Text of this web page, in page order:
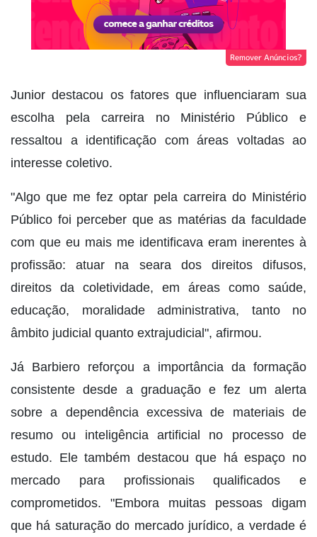
Remover Anúncios?
Junior destacou os fatores que influenciaram sua
escolha pela carreira no Ministério Público e
ressaltou a identificação com áreas voltadas ao
interesse coletivo.
"Algo que me fez optar pela carreira do Ministério
Público foi perceber que as matérias da faculdade
com que eu mais me identificava eram inerentes à
profissão: atuar na seara dos direitos difusos,
direitos da coletividade, em áreas como saúde,
educação, moralidade administrativa, tanto no
âmbito judicial quanto extrajudicial", afirmou.
Já Barbiero reforçou a importância da formação
consistente desde a graduação e fez um alerta
sobre a dependência excessiva de materiais de
resumo ou inteligência artificial no processo de
estudo. Ele também destacou que há espaço no
mercado para profissionais qualificados e
comprometidos. "Embora muitas pessoas digam
que há saturação do mercado jurídico, a verdade é